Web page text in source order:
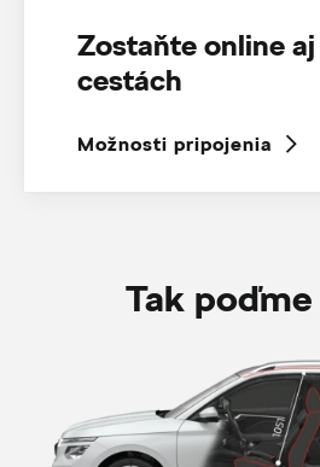
Zostaňte online aj
cestách
Možnosti pripojenia
Tak